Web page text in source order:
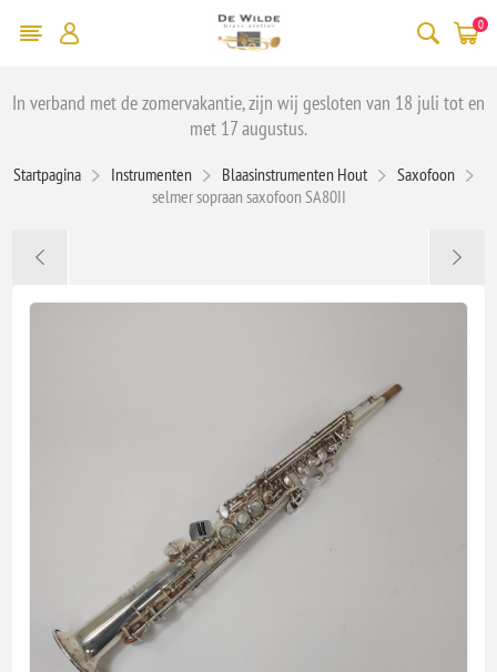
0
In verband met de zomervakantie, zijn wij gesloten van 18 juli tot en
met 17 augustus.
Startpagina Instrumenten Blaasinstrumenten Hout
Saxofoon
selmer sopraan saxofoon SA80II